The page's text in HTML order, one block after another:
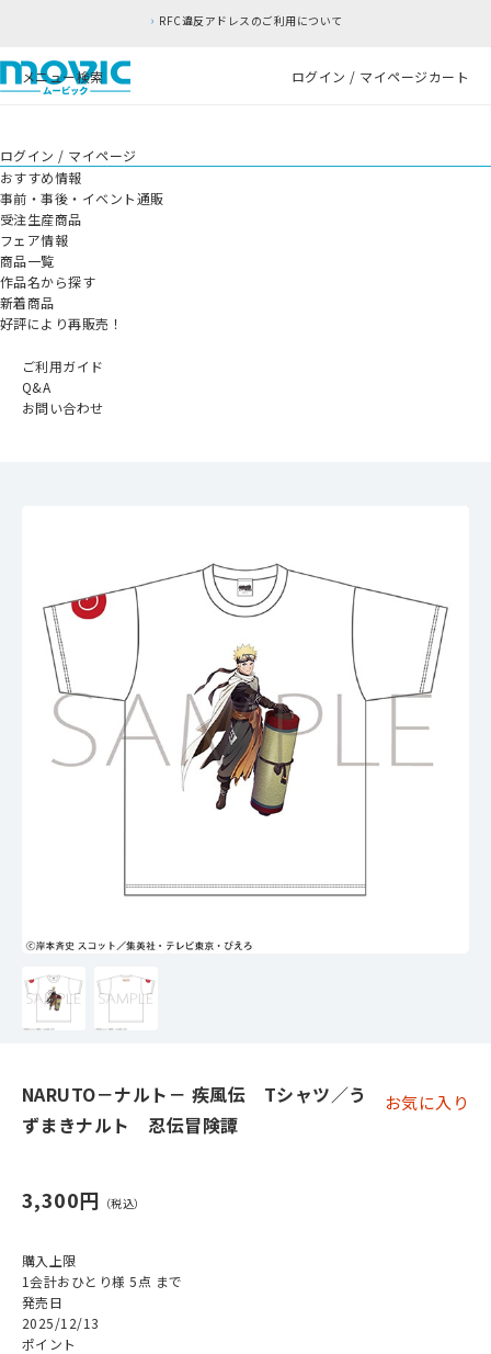
RFC違反アドレスのご利用について
メニュー検索 ログイン / マイページカート
ログイン / マイページ
おすすめ情報
事前・事後・イベント通販
受注生産商品
フェア情報
商品一覧
作品名から探す
新着商品
好評により再販売！
ご利用ガイド
Q&A
お問い合わせ
NARUTO－ナルト－ 疾風伝 Tシャツ／う
ずまきナルト 忍伝冒険譚
お気に入り
3,300円
購入上限
1会計おひとり様 5点 まで
発売日
2025/12/13
ポイント